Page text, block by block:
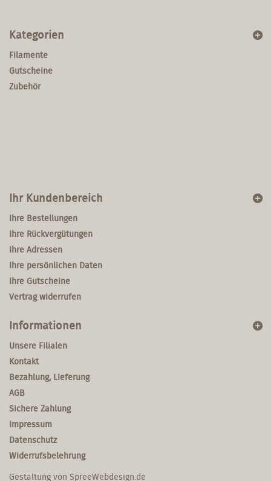
Kategorien
Filamente
Gutscheine
Zubehör
Ihr Kundenbereich
Ihre Bestellungen
Ihre Rückvergütungen
Ihre Adressen
Ihre persönlichen Daten
Ihre Gutscheine
Vertrag widerrufen
Informationen
Unsere Filialen
Kontakt
Bezahlung, Lieferung
AGB
Sichere Zahlung
Impressum
Datenschutz
Widerrufsbelehrung
Gestaltung von SpreeWebdesign.de